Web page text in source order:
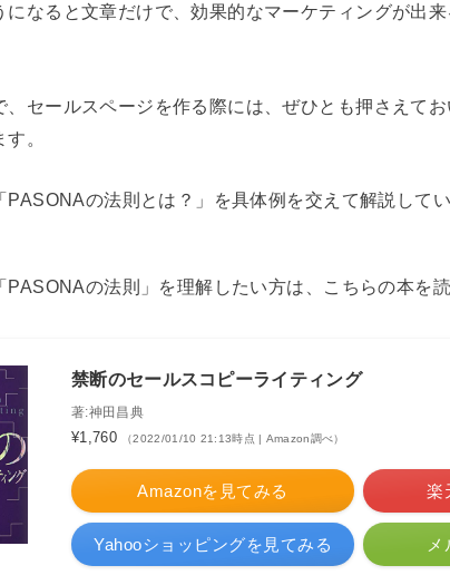
になると文章だけで、効果的なマーケティングが出
、セールスページを作る際には、ぜひとも押さえて
。
PASONAの法則とは？」を具体例を交えて解説してい
PASONAの法則」を理解したい方は、こちらの本を
禁断のセールスコピーライティング
著:神田昌典
¥1,760 （2022/01/10 21:13時点 | Amazon調べ）
Amazonを見てみる 楽
Yahooショッピングを見てみる